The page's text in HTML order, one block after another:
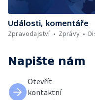
Události, komentáře
Zpravodajství
Zprávy
Napište nám
Otevřít
kontaktní